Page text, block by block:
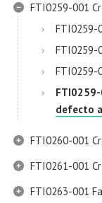
FTI0259-001
FTI0259-
FTI0259-
FTI0259-
defecto
FTI0260-001
FTI0261-001
FTI0263-001